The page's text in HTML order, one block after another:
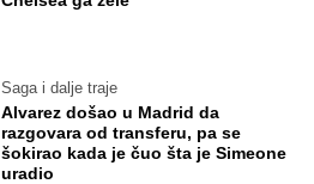
Saga i dalje traje
Alvarez došao u Madrid da
razgovara od transferu, pa se
šokirao kada je čuo šta je Simeone
uradio